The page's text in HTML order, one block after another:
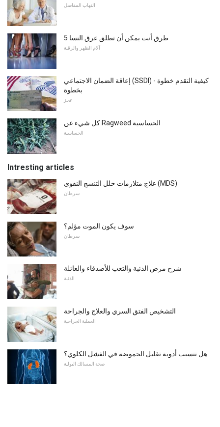
التهاب المفاصل
5 طرق أنت يمكن أن تطلق عرق النسا
آلام الظهر والرقبة
إعاقة الضمان الاجتماعي (SSDI) - كيفية التقدم خطوة
بخطوة
عجز
كل شيء عن Ragweed الحساسية
الحساسية
Intresting articles
علاج متلازمات خلل التنسج النقوي (MDS)
سرطان
سوف يكون الموت مؤلم؟
سرطان
شرح مرض الذئبة والتعب للأصدقاء والعائلة
الذئبة
التشخيص الفتق السري والعلاج والجراحة
العملية الجراحية
هل تتسبب أدوية تقليل الحموضة في الفشل الكلوي؟
صحة المسالك البولية